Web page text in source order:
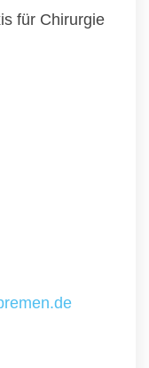
für Chirurgie